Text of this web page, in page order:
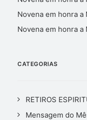
Novena em honra a
Novena em honra a
CATEGORIAS
RETIROS
Mensagem do